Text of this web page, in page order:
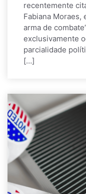
recentemente
Fabiana Moraes,
arma de
exclusivamente
parcialidade
[…]